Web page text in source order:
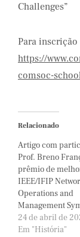
Challenges”
Para inscrição
https://
comsoc-
Relacionado
Artigo com
Prof. Breno
prêmio de
IEEE/IFIP
Operations and
Management
24 de abril de
Em "História"